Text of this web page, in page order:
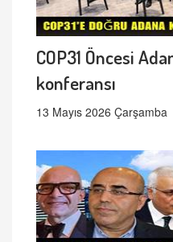
COP31 Öncesi
konferansı
13 Mayıs 2026 Çarşamba